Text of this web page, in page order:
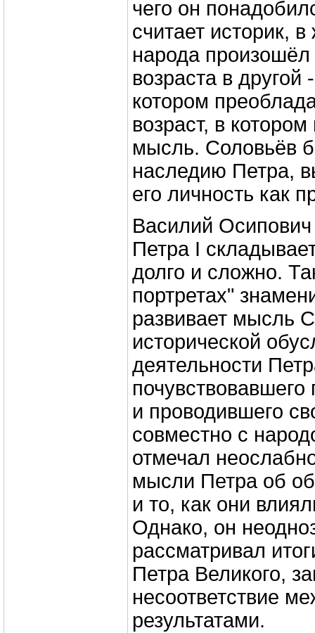
чего он
считает историк, в
народа произошёл
возраста в другой
котором
возраст, в котором
мысль. Соловьёв
наследию Петра,
его личность как
Василий
Петра I
долго и сложно.
портретах"
развивает мысль
исторической
деятельности
и проводившего
совместно с
отмечал
мысли Петра об
и то, как они
Однако, он
рассматривал
Петра Великого,
несоответствие
результатами.